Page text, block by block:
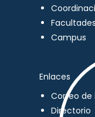
Facultades
Campus
Enlaces
Correo de
Directorio